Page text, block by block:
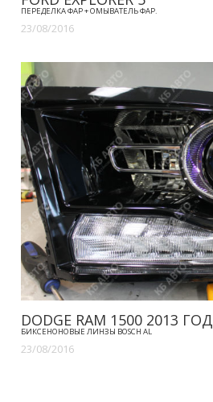
ПЕРЕДЕЛКА ФАР + ОМЫВАТЕЛЬ ФАР.
23/08/2016
DODGE RAM 1500 2013 ГОД
БИКСЕНОНОВЫЕ ЛИНЗЫ BOSCH AL
23/08/2016